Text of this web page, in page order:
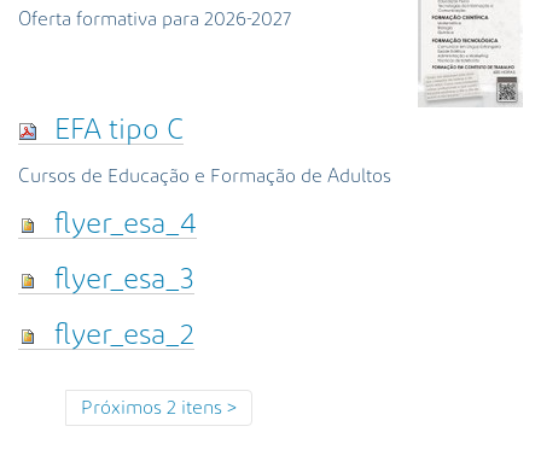
Oferta formativa para 2026-2027
EFA tipo C
Cursos de Educação e Formação de Adultos
flyer_esa_4
flyer_esa_3
flyer_esa_2
Próximos 2 itens